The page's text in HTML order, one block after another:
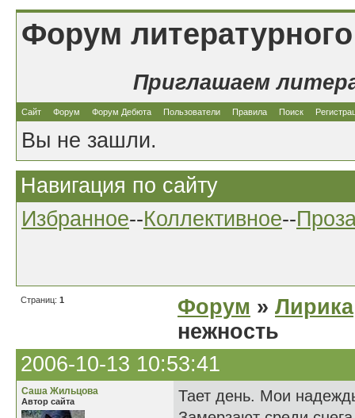
Форум
Приглашаем
Сайт Форум Форум Дебюта Пользователи Правила Поиск
Вы не зашли.
Навигация по сайту
Избранное--Коллективное--
Страниц: 1 Форум » Лирика
нежность
2006-10-13 10:53:41
Саша Жильцова
Автор сайта
Тает день. Мои